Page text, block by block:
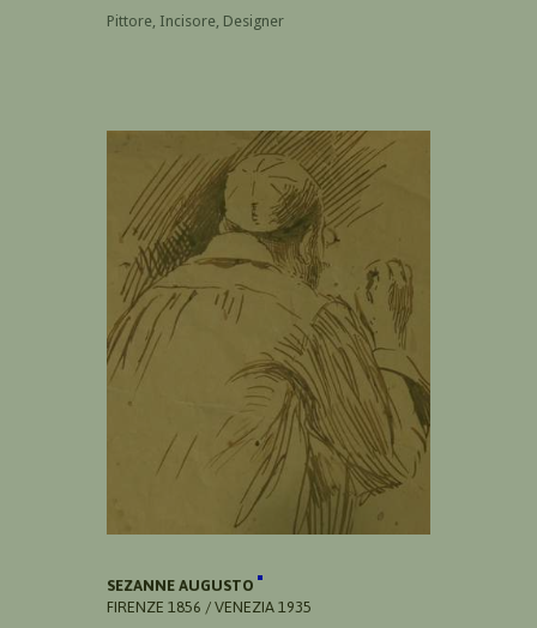
Pittore, Incisore, Designer
SEZANNE AUGUSTO
FIRENZE 1856 / VENEZIA 1935